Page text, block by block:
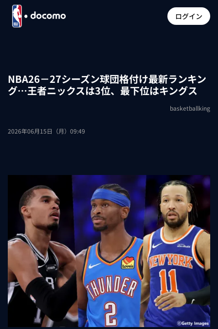
ログイン
NBA26－27シーズン球団格付け最新ランキン
グ…王者ニックスは3位、最下位はキングス
basketballking
2026年06月15日（月）09:49